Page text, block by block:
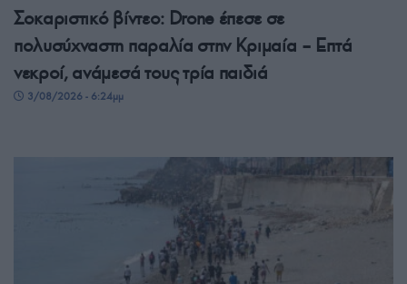
Σοκαριστικό βίντεο: Drone έπεσε σε
πολυσύχναστη παραλία στην Κριμαία – Επτά
νεκροί, ανάμεσά τους τρία παιδιά
3/08/2026 - 6:24μμ